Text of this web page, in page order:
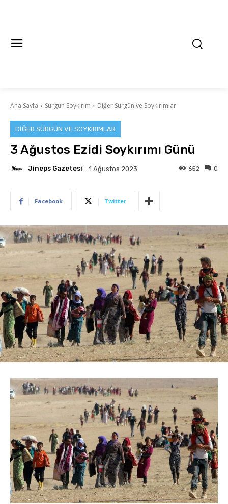
Ana Sayfa Sürgün Soykırım Diğer Sürgün ve Soykırımlar
DIĞER SÜRGÜN VE SOYKIRIMLAR
3 Ağustos Ezidi Soykırımı Günü
Jineps Gazetesi 1 Ağustos 2023 0
652
Facebook Twitter